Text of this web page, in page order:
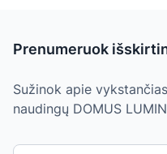
Prenumeruok
Sužinok apie
naudingų DOMUS